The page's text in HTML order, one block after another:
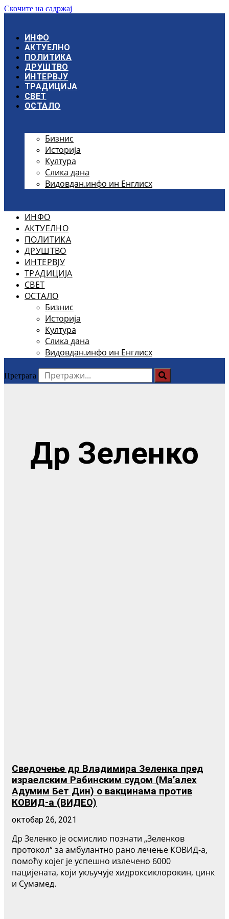
Скочите на садржај
ИНФО
АКТУЕЛНО
ПОЛИТИКА
ДРУШТВО
ИНТЕРВЈУ
ТРАДИЦИЈА
СВЕТ
ОСТАЛО
Бизнис
Историја
Култура
Слика дана
Видовдан.инфо ин Енглисх
ИНФО
АКТУЕЛНО
ПОЛИТИКА
ДРУШТВО
ИНТЕРВЈУ
ТРАДИЦИЈА
СВЕТ
ОСТАЛО
Бизнис
Историја
Култура
Слика дана
Видовдан.инфо ин Енглисх
Претрага
Др Зеленко
Сведочење др Владимира Зеленка пред
израелским Рабинским судом (Ма’алех
Адумим Бет Дин) о вакцинама против
КОВИД-а (ВИДЕО)
октобар 26, 2021
Др Зеленко је осмислио познати „Зеленков
протокол“ за амбулантно рано лечење КОВИД-а,
помоћу којег је успешно излечено 6000
пацијената, који укључује хидроксиклорокин, цинк
и Сумамед.